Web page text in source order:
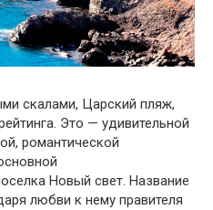
скалами, Царский пляж,
Это — удивительной
романтической
Новый свет. Название
любви к нему правителя